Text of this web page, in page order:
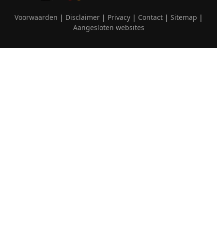
Voorwaarden | Disclaimer| Privacy| Contact| Sitemap |
Aangesloten websites